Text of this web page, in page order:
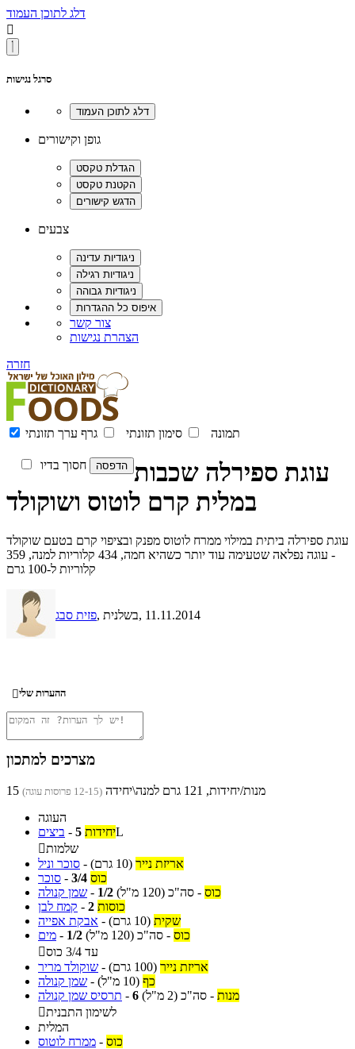
דלג לתוכן העמוד

סרגל נגישות
גופן וקישורים
צבעים
צור קשר
הצהרת נגישות
חזרה
תמונה סימון תזונתי גרף ערך תזונתי
חסוך בדיו
עוגת ספירלה שכבות
במלית קרם לוטוס ושוקולד
עוגת ספירלה ביתית במילוי ממרח לוטוס מפנק ובציפוי קרם בטעם שוקולד
- עוגה נפלאה שטעימה עוד יותר כשהיא חמה, 434 קלוריות למנה, 359
קלוריות ל-100 גרם
פזית סבג , בשלנית, 11.11.2014
ההערות שלי
מצרכים למתכון
15 מנות/יחידות, 121 גרם למנה\יחידה (12-15 פרוסות עוגה)
העוגה
ביצים - 5 יחידותL
שלמות
סוכר וניל - אריזת נייר (10 גרם)
סוכר - 3/4 כוס
שמן קנולה - 1/2 כוס - סה"כ (120 מ"ל)
קמח לבן - 2 כוסות
אבקת אפייה - שקית (10 גרם)
מים - 1/2 כוס - סה"כ (120 מ"ל)

עד 3/4 כוס
שוקולד מריר - אריזת נייר (100 גרם)
שמן קנולה - כף (10 מ"ל)
תרסיס שמן קנולה - 6 מנות - סה"כ (2 מ"ל)
לשימון התבנית
המלית
ממרח לוטוס - כוס